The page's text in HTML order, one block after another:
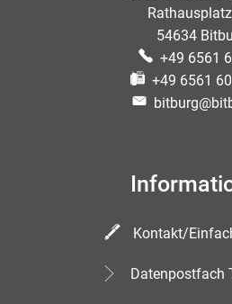
54634
+49 6561
+49 6561
Kontakt/
Datenpostfach